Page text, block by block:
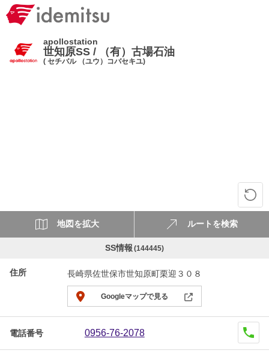
apollostation
世知原SS / （有）古場石油
( セチバル （ユウ）コバセキユ)
SS情報 (144445)
住所 長崎県佐世保市世知原町栗迎３０８
Googleマップで見る
電話番号 0956-76-2078
地図を拡大 ルートを検索